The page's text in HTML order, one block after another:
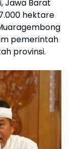
Jawa Barat
hektare
pemerintah
provinsi.